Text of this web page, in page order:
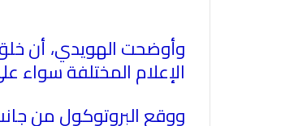
وأوضحت الهويدي، أن
الإعلام المختلفة سواء
ووقع البروتوكول من